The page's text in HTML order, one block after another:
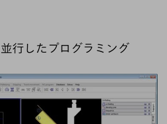
行したプログラミング